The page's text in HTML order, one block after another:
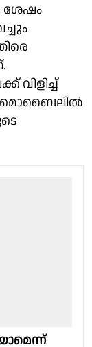
ശേഷം
വിളിച്ച്
മൊബൈലിൽ